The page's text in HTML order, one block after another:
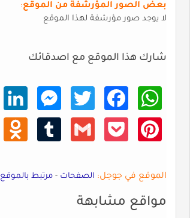
بعض الصور المؤرشفة من الموقع:
لا يوجد صور مؤرشفة لهذا الموقع
شارك هذا الموقع مع اصدقائك
What
sApp
Faceb
ook
Twitt
er
Mess
enger
Linke
dIn
Pinte
rest
Pocke
Gmail
Tumb
Odno
klass
niki
الموقع في جوجل: الصفحات - مرتبط بالموقع
مواقع مشابهة